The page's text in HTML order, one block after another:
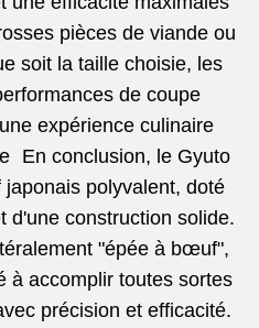
pièces de viande ou
soit la taille choisie, les
de coupe
expérience culinaire
En conclusion, le Gyuto
polyvalent, doté
d'une construction solide.
"épée à bœuf",
à accomplir toutes sortes
précision et efficacité.